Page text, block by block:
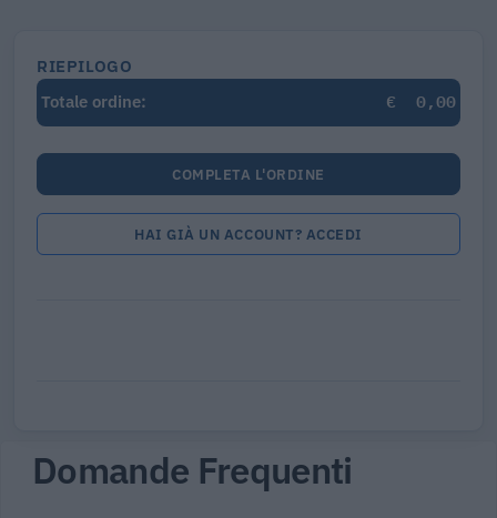
RIEPILOGO
Totale ordine:
€ 0,00
COMPLETA L'ORDINE
HAI GIÀ UN ACCOUNT? ACCEDI
Domande Frequenti